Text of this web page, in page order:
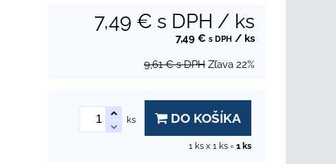
7,49 € s DPH / ks
7,49 € s DPH / ks
9,61 € s DPH Zľava 22%
ks DO KOŠÍKA
1 ks x 1 ks = 1ks